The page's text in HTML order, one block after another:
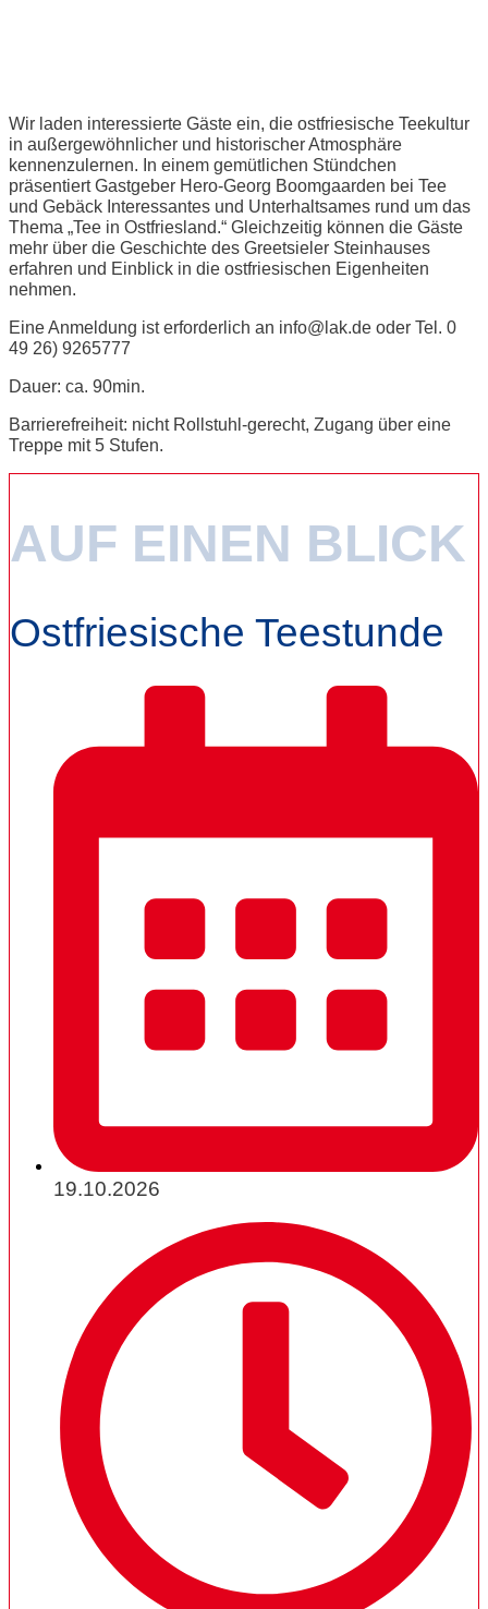
Wir laden interessierte Gäste ein, die ostfriesische Teekultur
in außergewöhnlicher und historischer Atmosphäre
kennenzulernen. In einem gemütlichen Stündchen
präsentiert Gastgeber Hero-Georg Boomgaarden bei Tee
und Gebäck Interessantes und Unterhaltsames rund um das
Thema „Tee in Ostfriesland.“ Gleichzeitig können die Gäste
mehr über die Geschichte des Greetsieler Steinhauses
erfahren und Einblick in die ostfriesischen Eigenheiten
nehmen.
Eine Anmeldung ist erforderlich an info@lak.de oder Tel. 0
49 26) 9265777
Dauer: ca. 90min.
Barrierefreiheit: nicht Rollstuhl-gerecht, Zugang über eine
Treppe mit 5 Stufen.
AUF EINEN BLICK
Ostfriesische Teestunde
19.10.2026